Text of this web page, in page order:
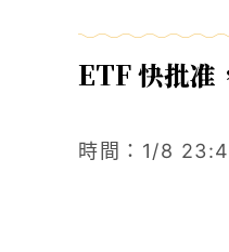
ETF 快批准
時間：1/8